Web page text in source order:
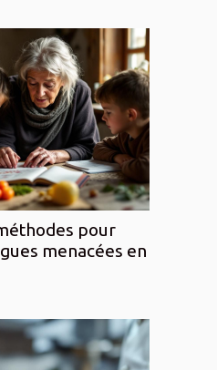
pour
menacées en